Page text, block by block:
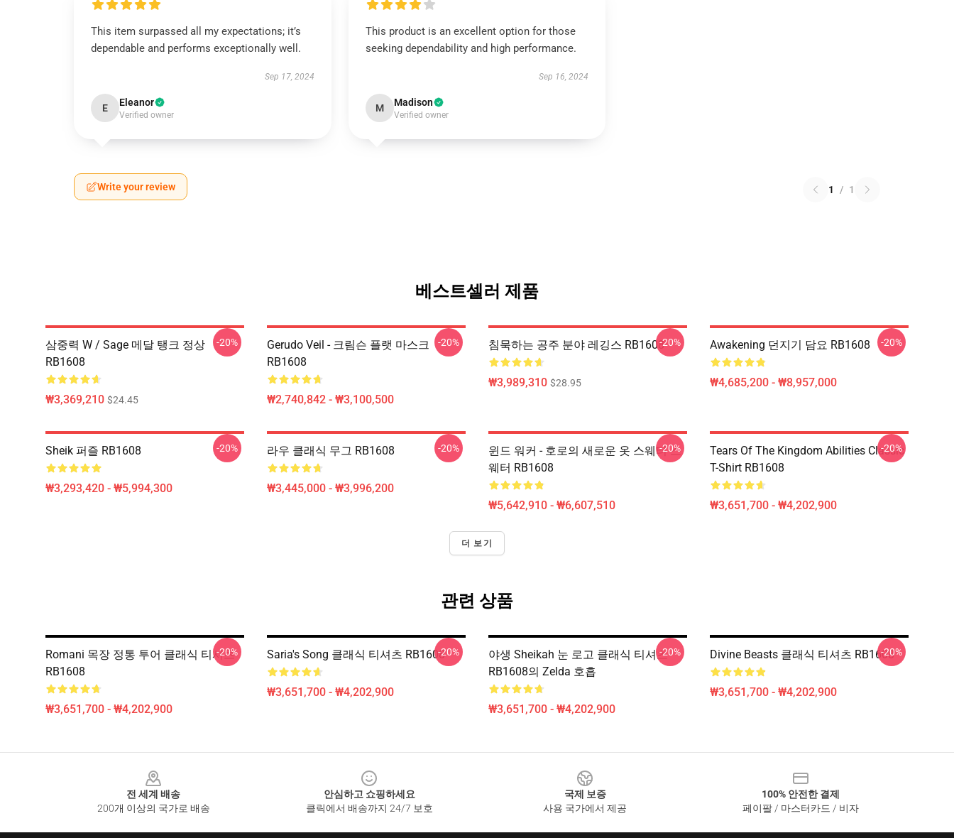
This item surpassed all my expectations; it’s
dependable and performs exceptionally well.
Sep 17, 2024
E Eleanor
Verified owner
This product is an excellent option for those
seeking dependability and high performance.
Sep 16, 2024
M Madison
Verified owner
Write your review 1 / 1
베스트셀러 제품
삼중력 W / Sage 메달 탱크 정상
RB1608
₩3,369,210 $24.45
-20%
Gerudo Veil - 크림슨 플랫 마스크
RB1608
₩2,740,842 - ₩3,100,500
-20% 침묵하는 공주 분야 레깅스 RB1608
₩3,989,310 $28.95
-20% Awakening 던지기 담요 RB1608
₩4,685,200 - ₩8,957,000
-20%
Sheik 퍼즐 RB1608
₩3,293,420 - ₩5,994,300
-20% 라우 클래식 무그 RB1608
₩3,445,000 - ₩3,996,200
-20%
윈드 워커 - 호로의 새로운 옷 스웨터 스
웨터 RB1608
₩5,642,910 - ₩6,607,510
-20%
Tears Of The Kingdom Abilities Classic
T-Shirt RB1608
₩3,651,700 - ₩4,202,900
-20%
더 보기
관련 상품
Romani 목장 정통 투어 클래식 티셔츠
RB1608
₩3,651,700 - ₩4,202,900
-20% Saria's Song 클래식 티셔츠 RB1608
₩3,651,700 - ₩4,202,900
-20%
야생 Sheikah 눈 로고 클래식 티셔츠
RB1608의 Zelda 호흡
₩3,651,700 - ₩4,202,900
-20% Divine Beasts 클래식 티셔츠 RB1608
₩3,651,700 - ₩4,202,900
-20%
전 세계 배송
200개 이상의 국가로 배송
안심하고 쇼핑하세요
클릭에서 배송까지 24/7 보호
국제 보증
사용 국가에서 제공
100% 안전한 결제
페이팔 / 마스터카드 / 비자